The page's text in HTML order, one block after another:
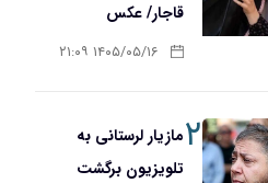
قاجار/ عکس
۱۴۰۵/۰۵/۱۶ ۲۱:۰۹
۲مازیار لرستانی به
تلویزیون برگشت